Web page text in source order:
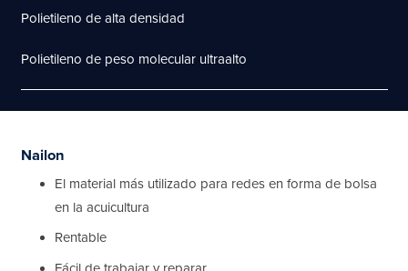
Polietileno de alta densidad
Polietileno de peso molecular ultraalto
Nailon
El material más utilizado para redes en forma de bolsa
en la acuicultura
Rentable